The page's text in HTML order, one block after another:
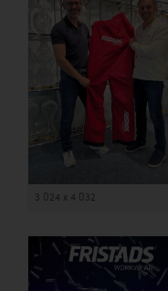
3 024 x 4 032